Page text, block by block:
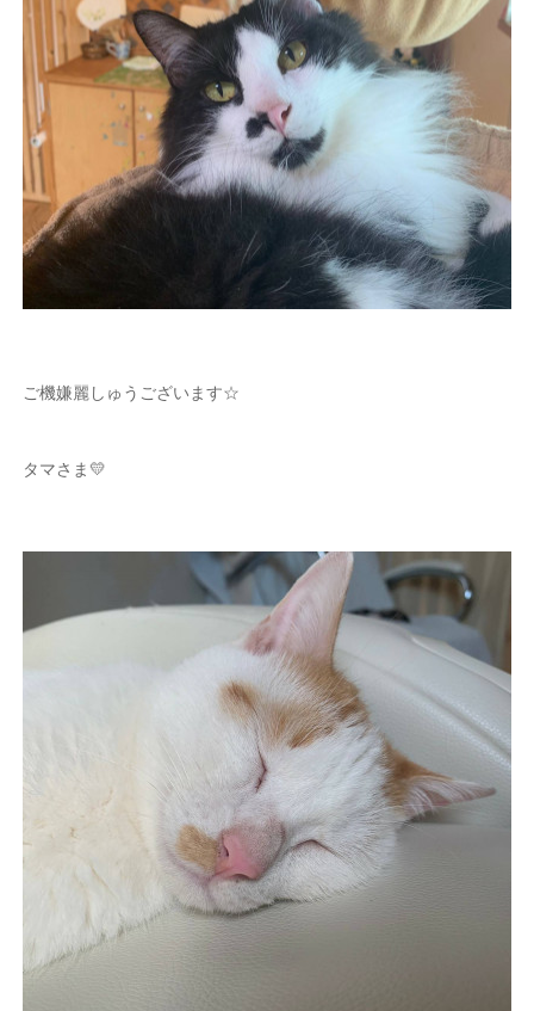
ご機嫌麗しゅうございます☆
タマさま💛